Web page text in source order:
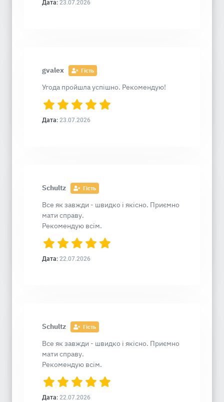
Дата: 23.07.2026
gvalex Гість
Угода пройшла успішно. Рекомендую!
Дата: 23.07.2026
Schultz Гість
Все як завжди - швидко і якісно. Приємно
мати справу.
Рекомендую всім.
Дата: 22.07.2026
Schultz Гість
Все як завжди - швидко і якісно. Приємно
мати справу.
Рекомендую всім.
Дата: 22.07.2026